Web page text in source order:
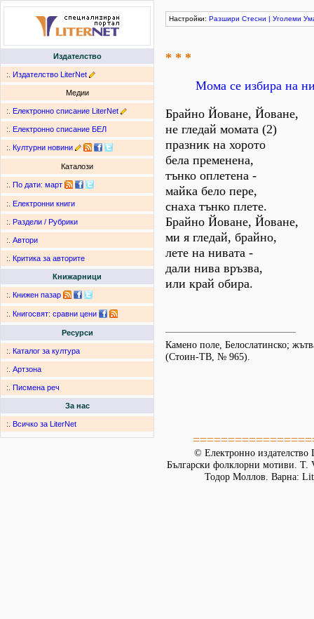
Издателство
:. Издателство LiterNet
Медии
:. Електронно списание LiterNet
:. Електронно списание БЕЛ
:. Културни новини
Каталози
:. По дати: март
:. Електронни книги
:. Раздели / Рубрики
:. Автори
:. Критика за авторите
Книжарници
:. Книжен пазар
:. Книгосвят: сравни цени
Ресурси
:. Каталог за култура
:. Артзона
:. Писмена реч
За нас
:. Всичко за LiterNet
Настройки: Разшири Стесни | Уголеми
* * *
Мома се избира на
Брайно Йоване, Йоване,
не гледай момата (2)
празник на хорото
бела пременена,
тънко оплетена -
майка бело пере,
снаха тънко плете.
Брайно Йоване, Йоване,
ми я гледай, брайно,
лете на нивата -
дали нива връзва,
или край обира.
Камено поле, Белослатинско;
(Стоин-ТВ, № 965).
© Електронно издателство
Български фолклорни мотиви. Т.
Тодор Моллов. Варна: